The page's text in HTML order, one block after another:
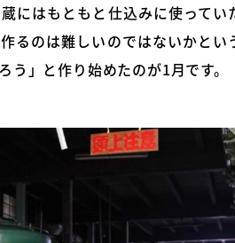
にはもともと仕込みに使って
るのは難しいのではないかと
」と作り始めたのが1月です。